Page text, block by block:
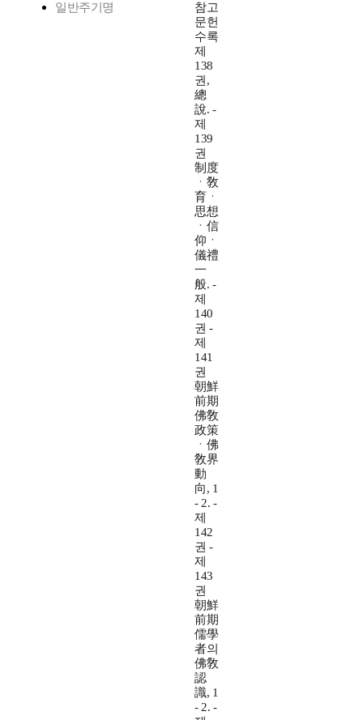
일반주기명
참고
문헌
수록
제
138
권,
總
說. -
제
139
권
制度
ㆍ敎
育ㆍ
思想
ㆍ信
仰ㆍ
儀禮
一
般. -
제
140
권 -
제
141
권
朝鮮
前期
佛敎
政策
ㆍ佛
敎界
動
向, 1
- 2. -
제
142
권 -
제
143
권
朝鮮
前期
儒學
者의
佛敎
認
識, 1
- 2. -